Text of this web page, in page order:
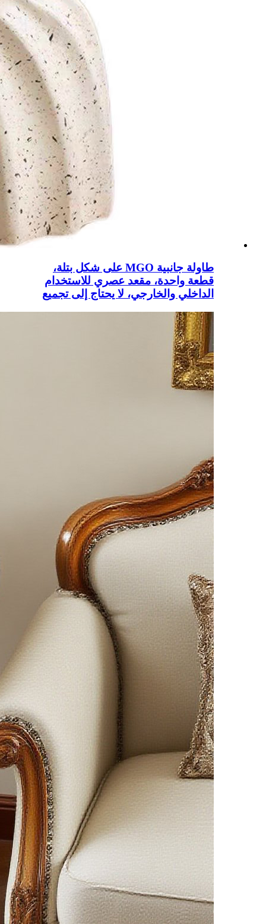
طاولة جانبية MGO على شكل بتلة،
قطعة واحدة، مقعد عصري للاستخدام
الداخلي والخارجي، لا يحتاج إلى تجميع